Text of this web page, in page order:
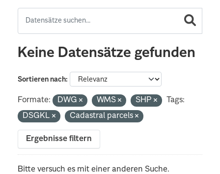
Keine Datensätze gefunden
Sortieren nach
Formate: DWG WMS SHP
Tags:
DSGKL
Cadastral parcels
Ergebnisse filtern
Bitte versuch es mit einer anderen Suche.